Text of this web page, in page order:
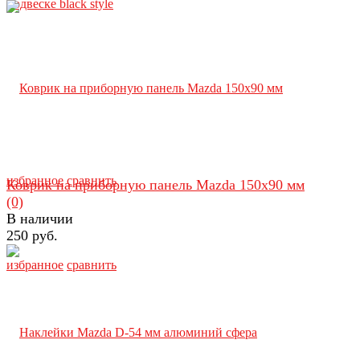
избранное сравнить
избранное сравнить
Коврик на приборную панель Mazda 150х90 мм
(0)
В наличии
250 руб.